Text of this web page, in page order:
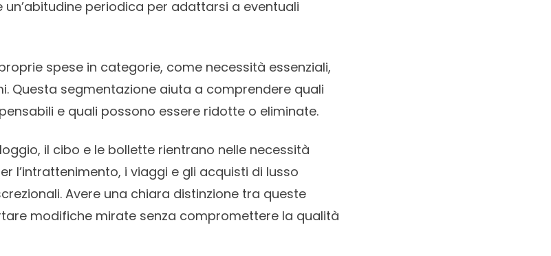
periodica per adattarsi a eventuali
spese in categorie, come necessità essenziali,
Questa segmentazione aiuta a comprendere quali
e quali possono essere ridotte o eliminate.
il cibo e le bollette rientrano nelle necessità
l’intrattenimento, i viaggi e gli acquisti di lusso
Avere una chiara distinzione tra queste
modifiche mirate senza compromettere la qualità